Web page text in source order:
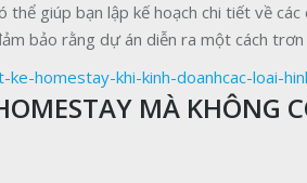
thể giúp bạn lập kế hoạch chi tiết về
bảo rằng dự án diễn ra một cách
homestay-khi-kinh-doanhcac-loai-
MÀ KHÔNG